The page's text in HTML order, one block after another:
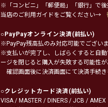
※「コンビニ」「郵便局」「銀行」で
当店のご利用ガイドをご覧ください→
○PayPayオンライン決済(前払い)
※PayPay残高払のみ対応可能でございま
※支払いが完了し、しばらくすると自
ージを閉じると購入が失敗する可能性が
確認画面後に決済画面にて決済手続き
○クレジットカード決済(前払い)
VISA / MASTER / DINERS / JCB / AMEX